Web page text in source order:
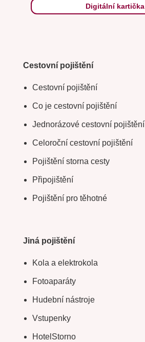
Digitální kartička
Cestovní pojištění
Cestovní pojištění
Co je cestovní pojištění
Jednorázové cestovní pojištění
Celoroční cestovní pojištění
Pojištění storna cesty
Připojištění
Pojištění pro těhotné
Jiná pojištění
Kola a elektrokola
Fotoaparáty
Hudební nástroje
Vstupenky
HotelStorno